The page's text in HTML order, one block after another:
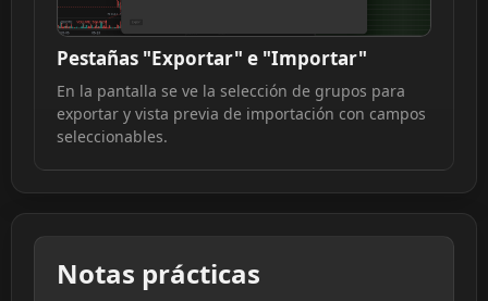
Pestañas "Exportar" e "Importar"
En la pantalla se ve la selección de grupos para
exportar y vista previa de importación con campos
seleccionables.
Notas prácticas